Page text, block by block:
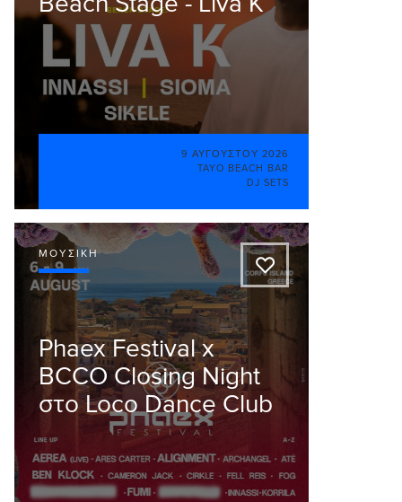
9 ΑΥΓΟΎΣΤΟΥ 2026
TAYO BEACH BAR
DJ SETS
ΜΟΥΣΙΚΉ
A
Phaex Festival x
BCCO Closing Night
στο Loco Dance Club